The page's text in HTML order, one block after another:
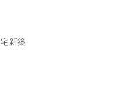
新築